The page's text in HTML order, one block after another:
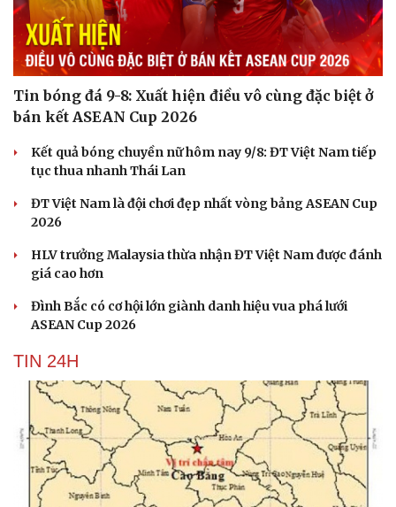
Du lịch
Săn Tour
check-in
Đọc truyện đêm khuya
Tin bóng đá 9-8: Xuất hiện điều vô cùng đặc biệt ở
bán kết ASEAN Cup 2026
Kết quả bóng chuyền nữ hôm nay 9/8: ĐT Việt Nam tiếp
tục thua nhanh Thái Lan
ĐT Việt Nam là đội chơi đẹp nhất vòng bảng ASEAN Cup
2026
HLV trưởng Malaysia thừa nhận ĐT Việt Nam được đánh
giá cao hơn
Đình Bắc có cơ hội lớn giành danh hiệu vua phá lưới
ASEAN Cup 2026
TIN 24H